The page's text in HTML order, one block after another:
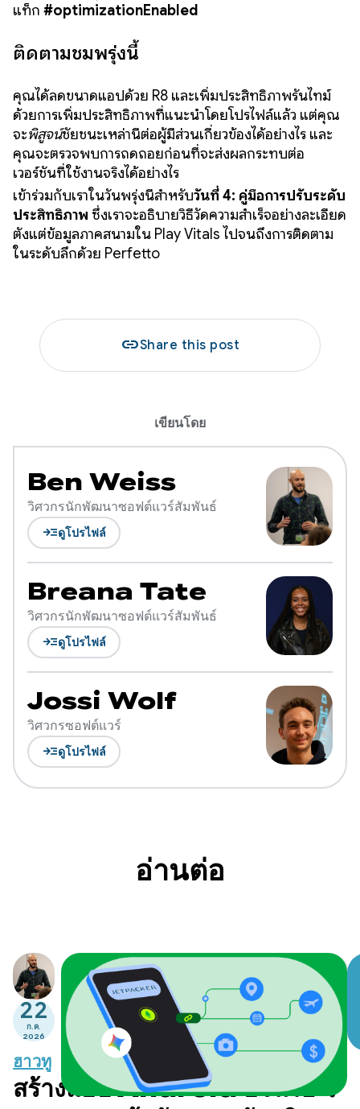
แท็ก #optimizationEnabled
ติดตามชมพรุ่งนี้
คุณได้ลดขนาดแอปด้วย R8 และเพิ่มประสิทธิภาพรันไทม์
ด้วยการเพิ่มประสิทธิภาพที่แนะนำโดยโปรไฟล์แล้ว แต่คุณ
จะพิสูจน์ชัยชนะเหล่านี้ต่อผู้มีส่วนเกี่ยวข้องได้อย่างไร และ
คุณจะตรวจพบการถดถอยก่อนที่จะส่งผลกระทบต่อ
เวอร์ชันที่ใช้งานจริงได้อย่างไร
เข้าร่วมกับเราในวันพรุ่งนี้สำหรับวันที่ 4: คู่มือการปรับระดับ
ประสิทธิภาพ ซึ่งเราจะอธิบายวิธีวัดความสำเร็จอย่างละเอียด
ตั้งแต่ข้อมูลภาคสนามใน Play Vitals ไปจนถึงการติดตาม
ในระดับลึกด้วย Perfetto
linkShare this post
เขียนโดย
Ben Weiss
วิศวกรนักพัฒนาซอฟต์แวร์สัมพันธ์
read_moreดูโปรไฟล์
Breana Tate
วิศวกรนักพัฒนาซอฟต์แวร์สัมพันธ์
read_moreดูโปรไฟล์
Jossi Wolf
วิศวกรซอฟต์แวร์
read_moreดูโปรไฟล์
อ่านต่อ
22
ก.ค.
2026
ฮาวทู
สร้างแอป Android อัจฉริยะ: